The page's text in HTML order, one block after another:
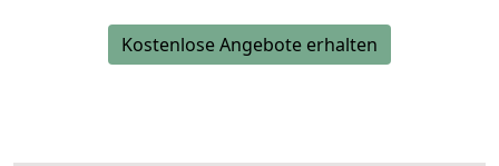
Kostenlose Angebote erhalten